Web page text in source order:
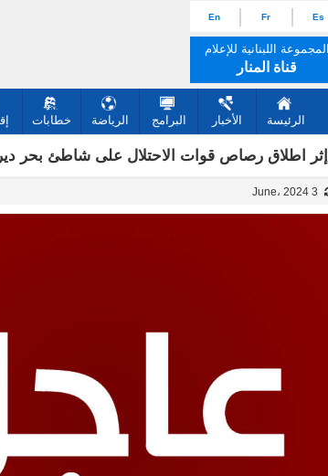
Es
Fr
En
المجموعة اللبنانية للإعلام
قناة المنار
الرئيسة الأخبار البرامج الرياضة خطابات
اطلاق رصاص قوات الاحتلال على شاطئ بحر